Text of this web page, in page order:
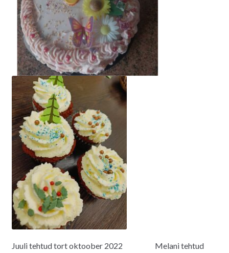
Juuli tehtud tort oktoober 2022 Melani tehtud